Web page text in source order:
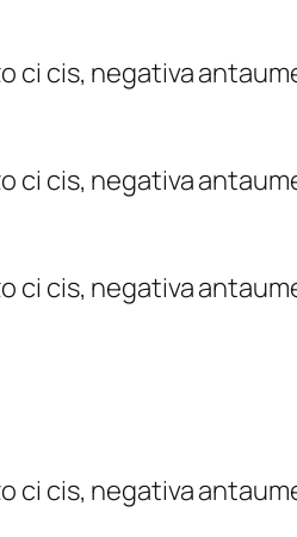
ci cis, negativa
ci cis, negativa
ci cis, negativa
ci cis, negativa